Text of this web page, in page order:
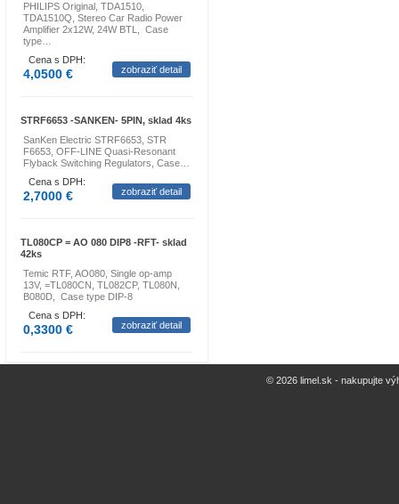
PHILIPS Original, TDA1510,
TDA1510Q, Stereo Car Radio Power
Amplifier 2x12W, 24W BTL, Case
type…
Cena s DPH:
4,0500 € zobraziť detail
STRF6653 -SANKEN- 5PIN, sklad 4ks
SanKen Electric STRF6653, STR
F6653, OFF-LINE Quasi-Resonant
Flyback Switching Regulators, Case…
Cena s DPH:
2,7000 € zobraziť detail
TL080CP = AO 080 DIP8 -RFT- sklad
42ks
Temic RTF, AO080, Single op-amp
13V, =TL080CN, TL082CP, TL080N,
B080D, Case type DIP-8
Cena s DPH:
0,3300 € zobraziť detail
© 2026 limel.sk - nakupujte